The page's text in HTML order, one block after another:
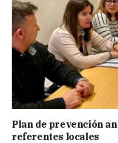
Plan de prevención
referentes locales